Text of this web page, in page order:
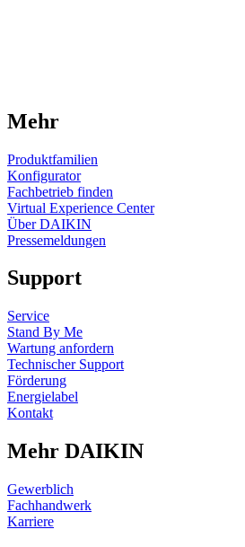
Mehr
Produktfamilien
Konfigurator
Fachbetrieb finden
Virtual Experience Center
Über DAIKIN
Pressemeldungen
Support
Service
Stand By Me
Wartung anfordern
Technischer Support
Förderung
Energielabel
Kontakt
Mehr DAIKIN
Gewerblich
Fachhandwerk
Karriere